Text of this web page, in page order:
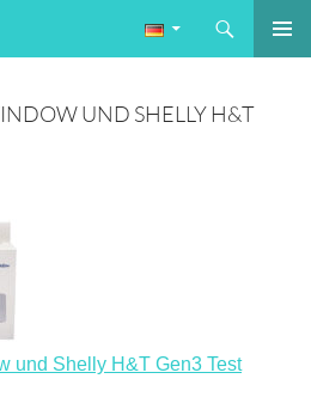
UND SHELLY H&T
und Shelly H&T Gen3 Test